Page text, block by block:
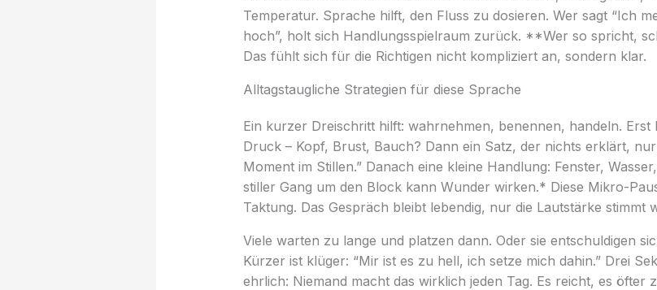
Temperatur. Sprache hilft, den Fluss zu dosieren. Wer sagt “Ich
hoch”, holt sich Handlungsspielraum zurück. **Wer so spricht,
Das fühlt sich für die Richtigen nicht kompliziert an, sondern klar.
Alltagstaugliche Strategien für diese Sprache
Ein kurzer Dreischritt hilft: wahrnehmen, benennen, handeln. Erst
Druck – Kopf, Brust, Bauch? Dann ein Satz, der nichts erklärt,
Moment im Stillen.” Danach eine kleine Handlung: Fenster,
stiller Gang um den Block kann Wunder wirken.* Diese Mikro-
Taktung. Das Gespräch bleibt lebendig, nur die Lautstärke stimmt
Viele warten zu lange und platzen dann. Oder sie entschuldigen
Kürzer ist klüger: “Mir ist es zu hell, ich setze mich dahin.” Drei
ehrlich: Niemand macht das wirklich jeden Tag. Es reicht, es öfter